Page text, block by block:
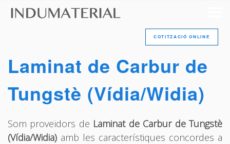
COTITZACIÓ ONLINE
Laminat de Carbur de
Tungstè (Vídia/Widia)
Som proveïdors de Laminat de Carbur de Tungstè
(Vídia/Widia) amb les característiques concordes a